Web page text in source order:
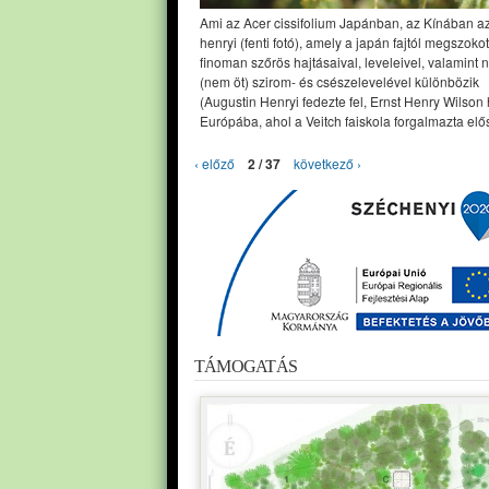
Ami az Acer cissifolium Japánban, az Kínában
henryi (fenti fotó), amely a japán fajtól
finoman szőrös hajtásaival, leveleivel, valamint
(nem öt) szirom- és csészelevelével különbözik
(Augustin Henryi fedezte fel, Ernst Henry Wilson
Európába, ahol a Veitch faiskola forgalmazta
‹ előző 2 / 37 következő ›
TÁMOGATÁS